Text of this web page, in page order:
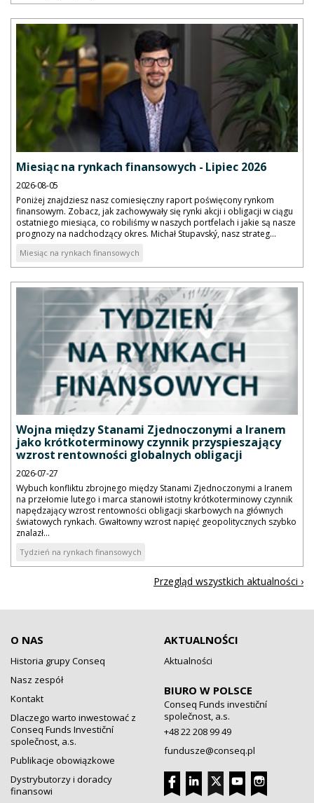
Miesiąc na rynkach finansowych - Lipiec 2026
2026-08-05
Poniżej znajdziesz nasz comiesięczny raport poświęcony rynkom
finansowym. Zobacz, jak zachowywały się rynki akcji i obligacji w ciągu
ostatniego miesiąca, co robiliśmy w naszych portfelach i jakie są nasze
prognozy na nadchodzący okres. Michał Stupavský, nasz strateg...
Miesiąc na rynkach finansowych
Wojna między Stanami Zjednoczonymi a Iranem
jako krótkoterminowy czynnik przyspieszający
wzrost rentowności globalnych obligacji
2026-07-27
Wybuch konfliktu zbrojnego między Stanami Zjednoczonymi a Iranem
na przełomie lutego i marca stanowił istotny krótkoterminowy czynnik
napędzający wzrost rentowności obligacji skarbowych na głównych
światowych rynkach. Gwałtowny wzrost napięć geopolitycznych szybko
znalazł...
Tydzień na rynkach finansowych
Przegląd wszystkich aktualności ›
O NAS
Historia grupy Conseq
Nasz zespół
Kontakt
Dlaczego warto inwestować z
Conseq Funds Investiční
společnost, a.s.
Publikacje obowiązkowe
Dystrybutorzy i doradcy
finansowi
AKTUALNOŚCI
Aktualności
BIURO W POLSCE
Conseq Funds investiční
společnost, a.s.
+48 22 208 99 49
fundusze@conseq.pl